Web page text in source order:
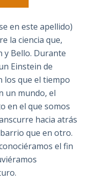
en este apellido)
la ciencia que,
y Bello. Durante
Einstein de
los que el tiempo
un mundo, el
en el que somos
hacia atrás
que en otro.
el fin